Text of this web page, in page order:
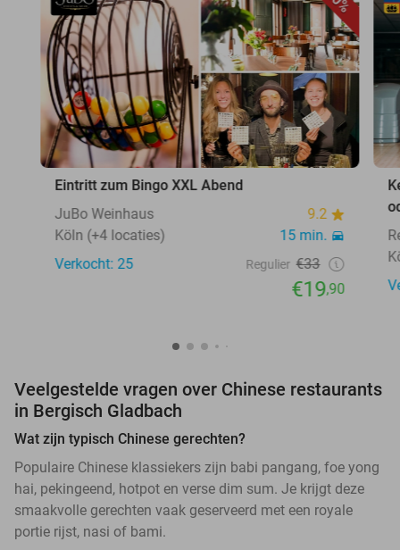
Eintritt zum Bingo XXL Abend
JuBo Weinhaus
9.2
Köln (+4 locaties)
15 min.
Verkocht: 25
Regulier €33
€19,90
Veelgestelde vragen over Chinese restaurants
in Bergisch Gladbach
Wat zijn typisch Chinese gerechten?
Populaire Chinese klassiekers zijn babi pangang, foe yong
hai, pekingeend, hotpot en verse dim sum. Je krijgt deze
smaakvolle gerechten vaak geserveerd met een royale
portie rijst, nasi of bami.